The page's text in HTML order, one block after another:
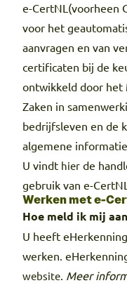
e-CertNL(voorheen
voor het
aanvragen en van
certificaten bij de
ontwikkeld door het
Zaken in
bedrijfsleven en de
algemene
U vindt hier de
gebruik van e-
Werken met e-
Hoe meld ik mij
U heeft
werken.
website. Meer